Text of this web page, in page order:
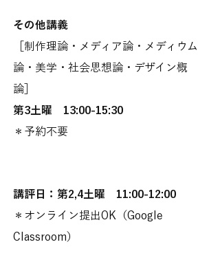
その他講義
［制作理論・メディア論・メディウム
論・美学・社会思想論・デザイン概
論］
第3土曜 13:00-15:30
＊予約不要
講評日：第2,4土曜 11:00-12:00
＊オンライン提出OK（Google
Classroom）